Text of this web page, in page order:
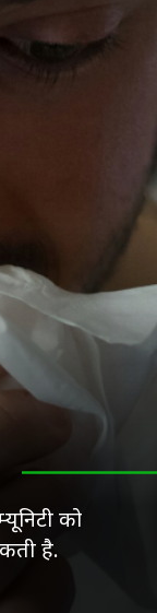
को
है.